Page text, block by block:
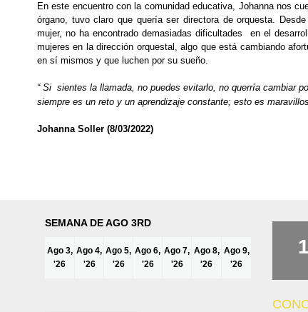
En este encuentro con la comunidad educativa, Johanna nos
órgano, tuvo claro que quería ser directora de orquesta.
mujer, no ha encontrado demasiadas dificultades en el
mujeres en la dirección orquestal, algo que está cambiando
en sí mismos y que luchen por su sueño.
“ Si sientes la llamada, no puedes evitarlo, no querría cambiar
siempre es un reto y un aprendizaje constante; esto es
Johanna Soller (8/03/2022)
SEMANA DE AGO 3RD
Ago 3,
'26
Ago 4,
'26
Ago 5,
'26
Ago 6,
'26
Ago 7,
'26
Ago 8,
'26
Ago 9,
'26